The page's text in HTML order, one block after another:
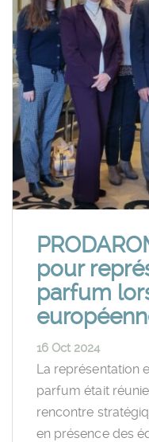
pour
parfum
16 Oct 2024
La représentation
parfum était
rencontre
en présence des